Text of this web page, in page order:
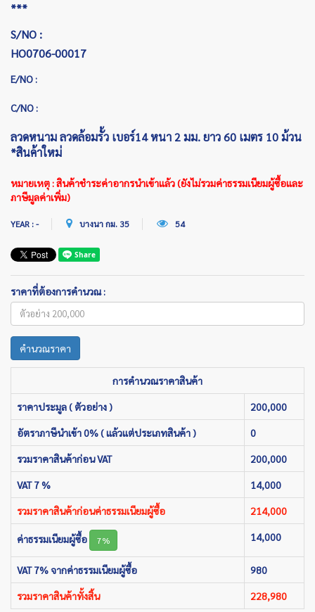
***
S/NO :
HO0706-00017
E/NO :
C/NO :
ลวดหนาม ลวดล้อมรั้ว เบอร์14 หนา 2 มม. ยาว 60 เมตร 10 ม้วน
*สินค้าใหม่
หมายเหตุ : สินค้าชำระค่าอากรนำเข้าแล้ว (ยังไม่รวมค่าธรรมเนียมผู้ซื้อและ
ภาษีมูลค่าเพิ่ม)
YEAR : - บางนา กม. 35 54
ราคาที่ต้องการคำนวณ :
คำนวณราคา
การคำนวณราคาสินค้า
ราคาประมูล ( ตัวอย่าง ) 200,000
อัตราภาษีนำเข้า 0% ( แล้วแต่ประเภทสินค้า ) 0
รวมราคาสินค้าก่อน VAT 200,000
VAT 7 % 14,000
รวมราคาสินค้าก่อนค่าธรรมเนียมผู้ซื้อ 214,000
ค่าธรรมเนียมผู้ซื้อ 7% 14,000
VAT 7% จากค่าธรรมเนียมผู้ซื้อ 980
รวมราคาสินค้าทั้งสิ้น 228,980